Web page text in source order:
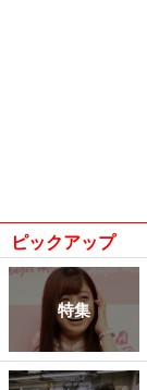
ピックアップ
特集